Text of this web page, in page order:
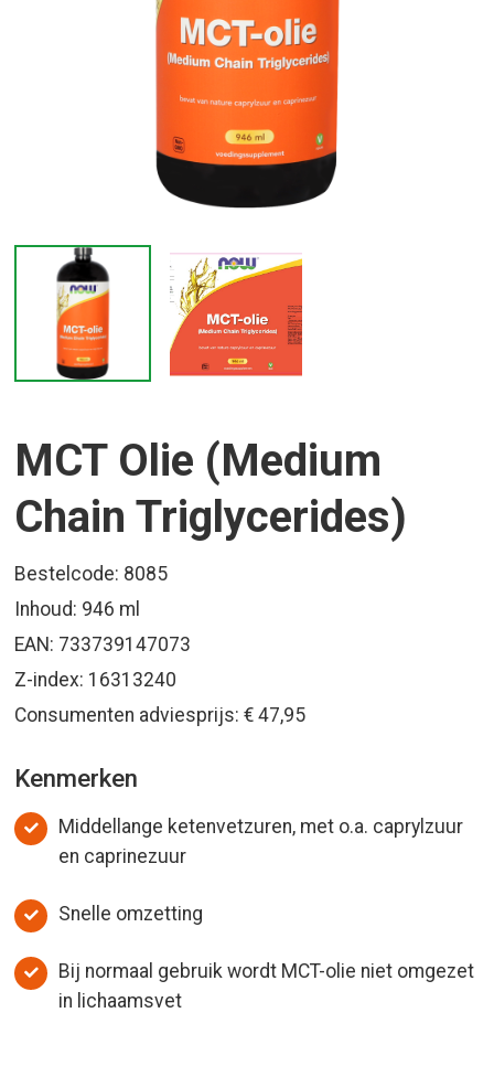
MCT Olie (Medium
Chain Triglycerides)
Bestelcode: 8085
Inhoud: 946 ml
EAN: 733739147073
Z-index: 16313240
Consumenten adviesprijs: € 47,95
Kenmerken
Middellange ketenvetzuren, met o.a. caprylzuur
en caprinezuur
Snelle omzetting
Bij normaal gebruik wordt MCT-olie niet omgezet
in lichaamsvet